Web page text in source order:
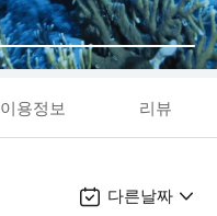
이용정보 리뷰
다른날짜